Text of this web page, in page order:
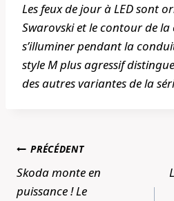
Les feux de jour à LED sont
Swarovski et le contour de
s’illuminer pendant la
style M plus agressif
des autres variantes de la
Navigation
de
l’article
PRÉCÉDENT
Skoda monte en
puissance ! Le